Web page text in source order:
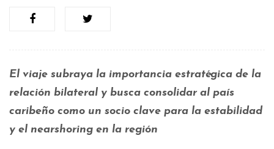
El viaje subraya la importancia estratégica de la
relación bilateral y busca consolidar al país
caribeño como un socio clave para la estabilidad
y el nearshoring en la región